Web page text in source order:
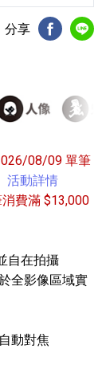
分享
FB分享
08/09 單筆
活動詳情
費滿 $13,000
自在拍攝
全影像區域實
動對焦